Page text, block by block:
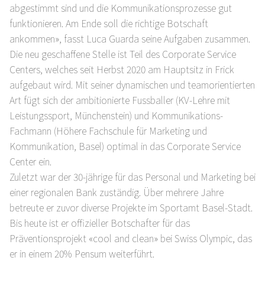
abgestimmt sind und die Kommunikationsprozesse gut
funktionieren. Am Ende soll die richtige Botschaft
ankommen», fasst Luca Guarda seine Aufgaben zusammen.
Die neu geschaffene Stelle ist Teil des Corporate Service
Centers, welches seit Herbst 2020 am Hauptsitz in Frick
aufgebaut wird. Mit seiner dynamischen und teamorientierten
Art fügt sich der ambitionierte Fussballer (KV-Lehre mit
Leistungssport, Münchenstein) und Kommunikations-
Fachmann (Höhere Fachschule für Marketing und
Kommunikation, Basel) optimal in das Corporate Service
Center ein.
Zuletzt war der 30-jährige für das Personal und Marketing bei
einer regionalen Bank zuständig. Über mehrere Jahre
betreute er zuvor diverse Projekte im Sportamt Basel-Stadt.
Bis heute ist er offizieller Botschafter für das
Präventionsprojekt «cool and clean» bei Swiss Olympic, das
er in einem 20% Pensum weiterführt.